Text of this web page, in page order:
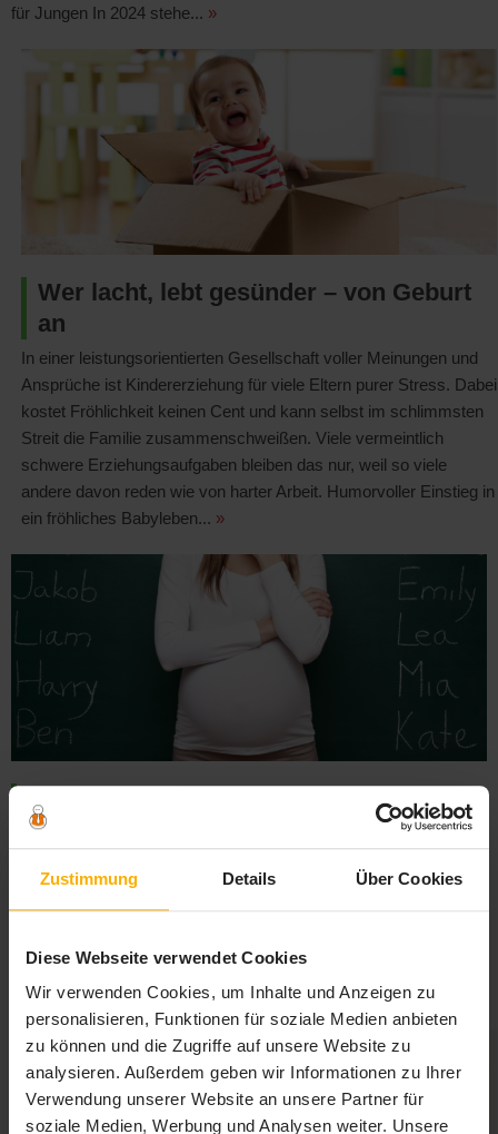
Zustimmung Details Über Cookies
Diese Webseite verwendet Cookies
Wir verwenden Cookies, um Inhalte und Anzeigen zu
personalisieren, Funktionen für soziale Medien anbieten
zu können und die Zugriffe auf unsere Website zu
analysieren. Außerdem geben wir Informationen zu Ihrer
Verwendung unserer Website an unsere Partner für
soziale Medien, Werbung und Analysen weiter. Unsere
für Jungen In 2024 stehe... »
Wer lacht, lebt gesünder – von Geburt
an
In einer leistungsorientierten Gesellschaft voller Meinungen und
Ansprüche ist Kindererziehung für viele Eltern purer Stress. Dabei
kostet Fröhlichkeit keinen Cent und kann selbst im schlimmsten
Streit die Familie zusammenschweißen. Viele vermeintlich
schwere Erziehungsaufgaben bleiben das nur, weil so viele
andere davon reden wie von harter Arbeit. Humorvoller Einstieg in
ein fröhliches Babyleben... »
Das sind die schönsten Vornamen 2020
Die Auswahl des passenden Vornamens ist auch 2020 wohl eines
So stehen viele werdende Eltern zunächst erst einmal vor der
Frage, ob es ein beliebter oder eher ausgefallener Vorname
dem Freundes- und Bekanntenkreis hält auch das Internet
zahlreiche inspirierende und schöne Mädchenna...»